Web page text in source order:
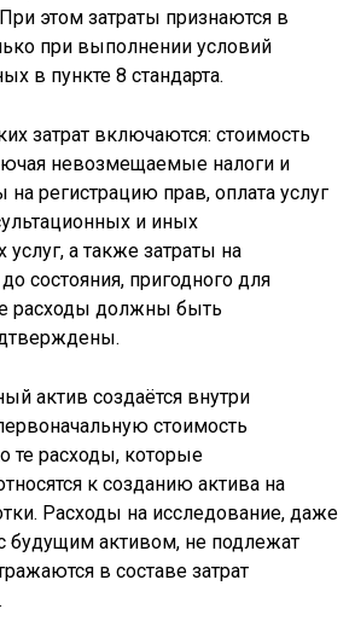
этом затраты признаются в
при выполнении условий
в пункте 8 стандарта.
затрат включаются: стоимость
невозмещаемые налоги и
регистрацию прав, оплата услуг
и иных
а также затраты на
состояния, пригодного для
расходы должны быть
актив создаётся внутри
стоимость
те расходы, которые
к созданию актива на
Расходы на исследование, даже
будущим активом, не подлежат
в составе затрат